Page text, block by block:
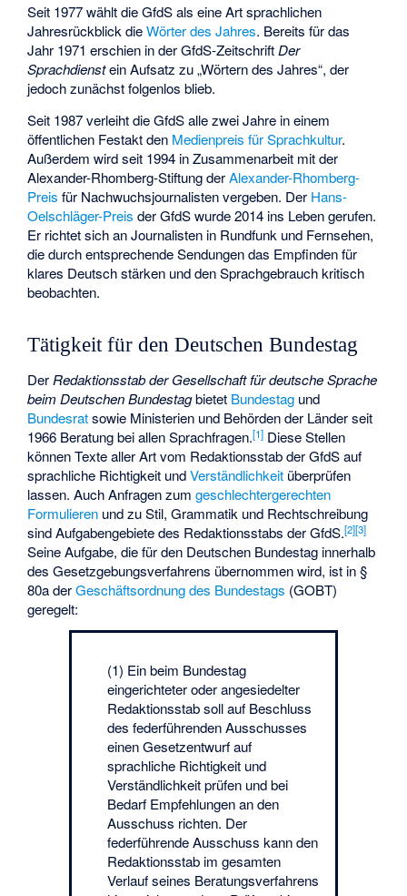
Seit 1977 wählt die GfdS als eine Art sprachlichen
Jahresrückblick dieWörter des Jahres. Bereits für das
Jahr 1971 erschien in der GfdS-ZeitschriftDer
Sprachdienstein Aufsatz zu „Wörtern des Jahres“, der
jedoch zunächst folgenlos blieb.
Seit 1987 verleiht die GfdS alle zwei Jahre in einem
öffentlichen Festakt den Medienpreis für Sprachkultur.
Außerdem wird seit 1994 in Zusammenarbeit mit der
Alexander-Rhomberg-Stiftung derAlexander-Rhomberg-
Preis für Nachwuchsjournalisten vergeben. Der Hans-
Oelschläger-Preis der GfdS wurde 2014 ins Leben gerufen.
Er richtet sich an Journalisten in Rundfunk und Fernsehen,
die durch entsprechende Sendungen das Empfinden für
klares Deutsch stärken und den Sprachgebrauch kritisch
beobachten.
Tätigkeit für den Deutschen Bundestag
DerRedaktionsstab der Gesellschaft für deutsche Sprache
beim Deutschen Bundestagbietet Bundestag und
Bundesratsowie Ministerien und Behörden der Länder seit
1966 Beratung bei allen Sprachfragen.[1] Diese Stellen
können Texte aller Art vom Redaktionsstab der GfdS auf
sprachliche Richtigkeit undVerständlichkeit überprüfen
lassen. Auch Anfragen zumgeschlechtergerechten
Formulieren und zu Stil, Grammatik und Rechtschreibung
sind Aufgabengebiete des Redaktionsstabs der GfdS.[2][3]
Seine Aufgabe, die für den Deutschen Bundestag innerhalb
des Gesetzgebungsverfahrens übernommen wird, ist in §
80a derGeschäftsordnung des Bundestags (GOBT)
geregelt:
(1) Ein beim Bundestag
eingerichteter oder angesiedelter
Redaktionsstab soll auf Beschluss
des federführenden Ausschusses
einen Gesetzentwurf auf
sprachliche Richtigkeit und
Verständlichkeit prüfen und bei
Bedarf Empfehlungen an den
Ausschuss richten. Der
federführende Ausschuss kann den
Redaktionsstab im gesamten
Verlauf seines Beratungsverfahrens